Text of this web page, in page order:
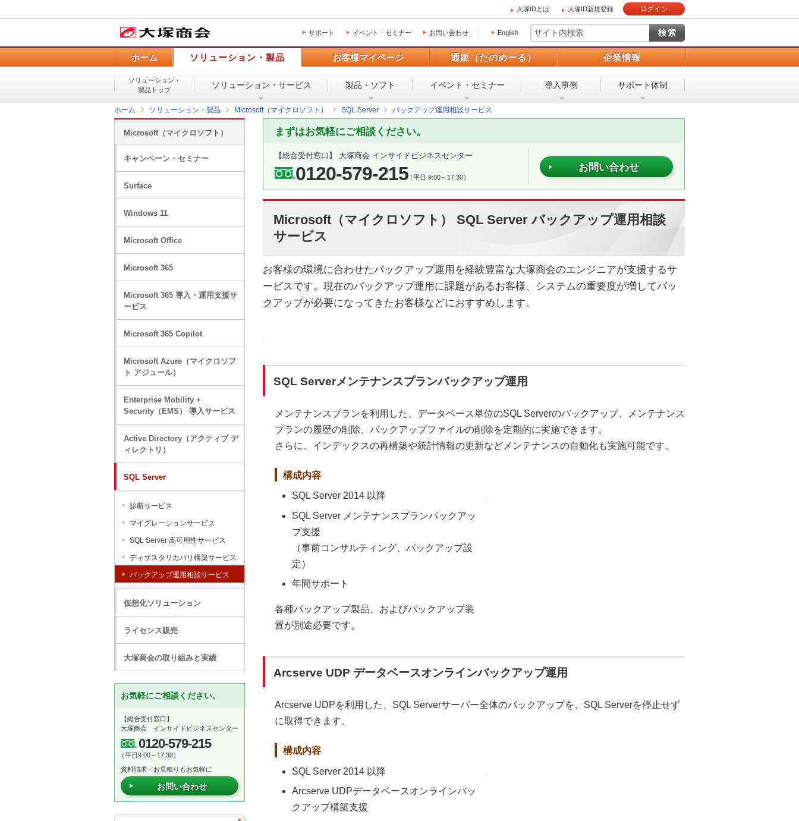
大塚IDとは 大塚ID新規登録 ログイン
サポート イベント・セミナー お問い合わせ English
ホーム ソリューション・製品 お客様マイページ 通販（たのめーる） 企業情報
ソリューション・
製品トップ
ソリューション・ サービス 製品・ソフト イベント・ セミナー 導入事例 サポート体制
ホーム ソリューション・製品 Microsoft（マイクロソフト） SQL Server バックアップ運用相談サービス
まずはお気軽にご相談ください。
【総合受付窓口】 大塚商会 インサイドビジネスセンター
0120-579-215（平日 9:00～17:30）
お問い合わせ
Microsoft（マイクロソフト） SQL Server バックアップ運用相談
サービス
お客様の環境に合わせたバックアップ運用を経験豊富な大塚商会のエンジニアが支援するサ
ービスです。現在のバックアップ運用に課題があるお客様、システムの重要度が増してバッ
クアップが必要になってきたお客様などにおすすめします。
SQL Serverメンテナンスプランバックアップ運用
メンテナンスプランを利用した、データベース単位のSQL Serverのバックアップ、メンテナンス
プランの履歴の削除、バックアップファイルの削除を定期的に実施できます。
さらに、インデックスの再構築や統計情報の更新などメンテナンスの自動化も実施可能です。
構成内容
SQL Server 2014 以降
SQL Server メンテナンスプランバックアッ
プ支援
（事前コンサルティング、バックアップ設
定）
年間サポート
各種バックアップ製品、およびバックアップ装
置が別途必要です。
Arcserve UDP データベースオンラインバックアップ運用
Arcserve UDPを利用した、SQL Serverサーバー全体のバックアップを、SQL Serverを停止せず
に取得できます。
構成内容
SQL Server 2014 以降
Arcserve UDPデータベースオンラインバッ
クアップ構築支援
Microsoft（マイクロソフト）
キャンペーン・セミナー
Surface
Windows 11
Microsoft Office
Microsoft 365
Microsoft 365 導入・運用支援サ
ービス
Microsoft 365 Copilot
Microsoft Azure（マイクロソフ
ト アジュール）
Enterprise Mobility +
Security（EMS） 導入サービス
Active Directory（アクティブ デ
ィレクトリ）
SQL Server
診断サービス
マイグレーションサービス
SQL Server 高可用性サービス
ディザスタリカバリ構築サービス
バックアップ運用相談サービス
仮想化ソリューション
ライセンス販売
大塚商会の取り組みと実績
お気軽にご相談ください。
【総合受付窓口】
大塚商会 インサイドビジネスセンター
0120-579-215
（平日9:00～17:30）
資料請求・お見積りもお気軽に
お問い合わせ